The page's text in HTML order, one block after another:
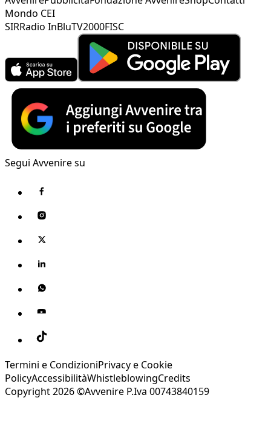
Mondo CEI
SIRRadio InBluTV2000FISC
Segui Avvenire su
Termini e CondizioniPrivacy e Cookie
PolicyAccessibilitàWhistleblowingCredits
Copyright 2026 ©Avvenire P.Iva 00743840159